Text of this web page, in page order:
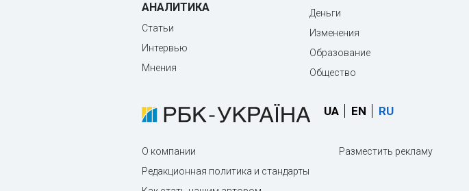
АНАЛИТИКА
Статьи
Интервью
Мнения
Деньги
Изменения
Образование
Общество
UA EN RU
О компании
Редакционная политика и стандарты
Разместить рекламу